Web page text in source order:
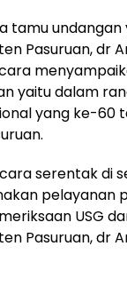
tamu undangan
Pasuruan, dr
yaitu dalam
yang ke-60
serentak di
pelayanan
USG
Pasuruan, dr